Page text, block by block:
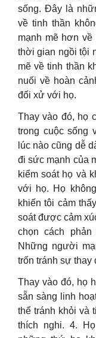
sống. Đây là
về tinh thần
mạnh mẽ hơn về
thời gian ngồi tội
mẽ về tinh thần
nuối về hoàn
đối xử với họ.
Thay vào đó, họ
trong cuộc sống
lúc nào cũng dễ
đi sức mạnh của
kiểm soát họ và
với họ. Họ
khiến tôi cảm
soát được cảm
chọn cách
Những người
trốn tránh sự thay
Thay vào đó, họ
sẵn sàng linh
thể tránh khỏi và
thích nghi. 4.